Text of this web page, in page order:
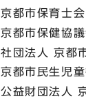
京都市保育士会
京都市保健協
社団法人 京都
京都市民生児
公益財団法人